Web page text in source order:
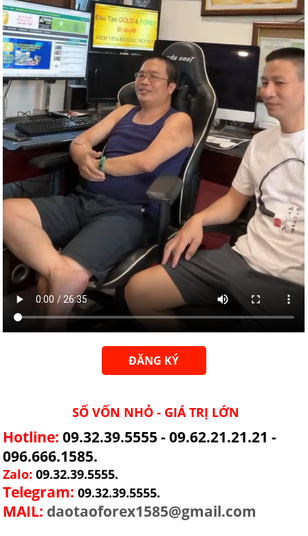
ĐĂNG KÝ
SỐ VỐN NHỎ - GIÁ TRỊ LỚN
Hotline: 09.32.39.5555 - 09.62.21.21.21 -
096.666.1585.
Zalo:09.32.39.5555.
Telegram: 09.32.39.5555.
MAIL: daotaoforex1585@gmail.com